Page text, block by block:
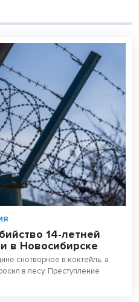
14-летней
в Новосибирске
снотворное в коктейль, а
в лесу. Преступление